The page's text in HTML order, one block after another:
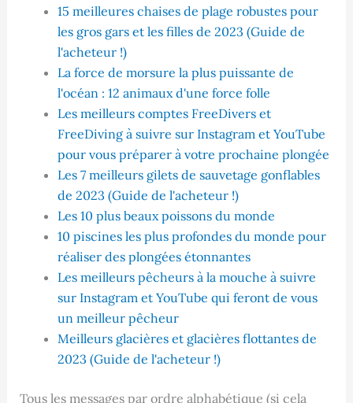
15 meilleures chaises de plage robustes pour
les gros gars et les filles de 2023 (Guide de
l'acheteur !)
La force de morsure la plus puissante de
l'océan : 12 animaux d'une force folle
Les meilleurs comptes FreeDivers et
FreeDiving à suivre sur Instagram et YouTube
pour vous préparer à votre prochaine plongée
Les 7 meilleurs gilets de sauvetage gonflables
de 2023 (Guide de l'acheteur !)
Les 10 plus beaux poissons du monde
10 piscines les plus profondes du monde pour
réaliser des plongées étonnantes
Les meilleurs pêcheurs à la mouche à suivre
sur Instagram et YouTube qui feront de vous
un meilleur pêcheur
Meilleurs glacières et glacières flottantes de
2023 (Guide de l'acheteur !)
Tous les messages par ordre alphabétique (si cela